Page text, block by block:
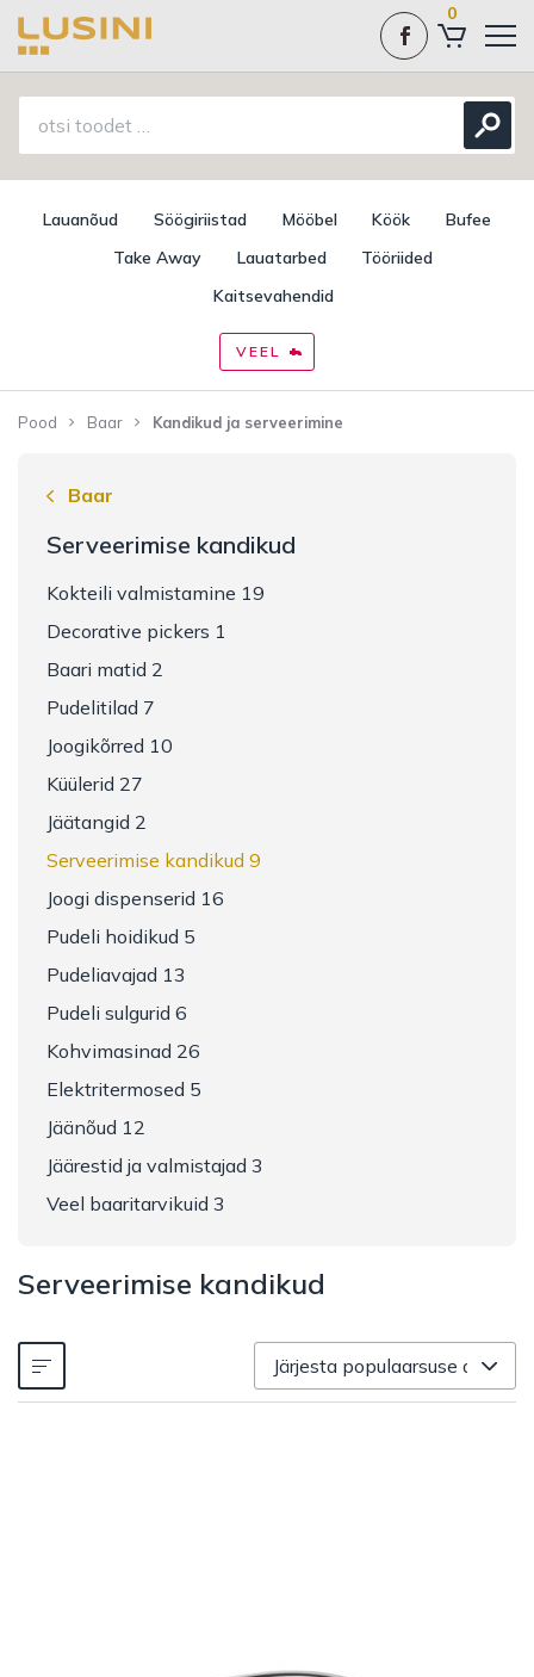
0
Lauanõud Söögiriistad Mööbel Köök
Bufee
Take Away
Lauatarbed
Tööriided
Kaitsevahendid
VEEL
Pood Baar Kandikud ja serveerimine
Baar
Serveerimise kandikud
Kokteili valmistamine 19
Decorative pickers 1
Baari matid 2
Pudelitilad 7
Joogikõrred 10
Küülerid 27
Jäätangid 2
Serveerimise kandikud 9
Joogi dispenserid 16
Pudeli hoidikud 5
Pudeliavajad 13
Pudeli sulgurid 6
Kohvimasinad 26
Elektritermosed 5
Jäänõud 12
Jäärestid ja valmistajad 3
Veel baaritarvikuid 3
Serveerimise kandikud